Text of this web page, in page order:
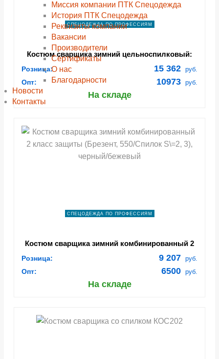
Миссия компании ПТК Спецодежда
История ПТК Спецодежда
Реквизиты компании
Вакансии
Производители
Сертификаты
О нас
Благодарности
Новости
Контакты
СПЕЦОДЕЖДА ПО ПРОФЕССИЯМ
Костюм сварщика зимний цельноспилковый:
куртка, брюки (под заказ 5-7 дней) (АУ8)
Розница: 15 362 руб.
Опт: 10973 руб.
На складе
СПЕЦОДЕЖДА ПО ПРОФЕССИЯМ
Костюм сварщика зимний комбинированный 2
Розница: 9 207 руб.
Опт: 6500 руб.
На складе